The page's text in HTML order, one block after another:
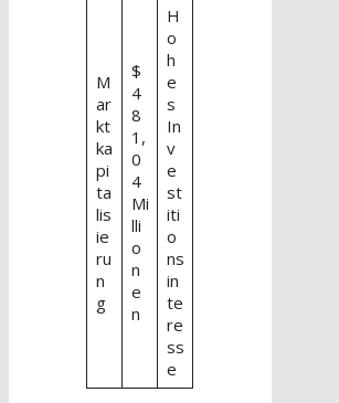
M
ar
kt
ka
pi
ta
lis
ie
ru
n
g
$
4
8
1,
0
4
Mi
lli
o
n
e
n
H
o
h
e
s
In
v
e
st
iti
o
ns
in
te
re
ss
e